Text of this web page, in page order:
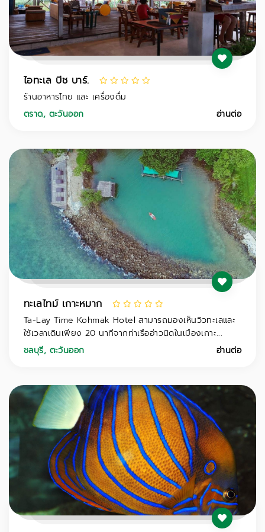
ไอทะเล บีช บาร์.
ร้านอาหารไทย และ เครื่องดื่ม
ตราด, ตะวันออก อ่านต่อ
ทะเลไทม์ เกาะหมาก
Ta-Lay Time Kohmak Hotel สามารถมองเห็นวิวทะเลและ
ใช้เวลาเดินเพียง 20 นาทีจากท่าเรืออ่าวนิดในเมืองเกาะ...
ชลบุรี, ตะวันออก อ่านต่อ